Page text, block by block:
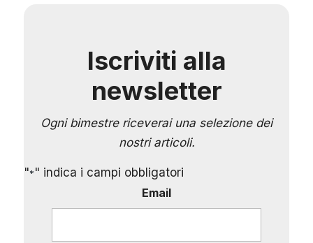
Iscriviti alla
newsletter
Ogni bimestre riceverai una selezione dei
nostri articoli.
"*" indica i campi obbligatori
Email